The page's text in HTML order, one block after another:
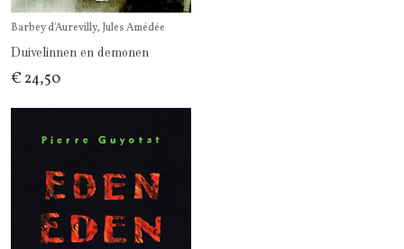
Barbey d'Aurevilly, Jules Amédée
Duivelinnen en demonen
€ 24,50